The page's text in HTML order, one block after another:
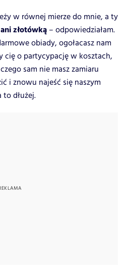
w równej mierze do mnie, a ty
złotówką – odpowiedziałam.
obiady, ogołacasz nam
cię o partycypację w kosztach,
sam nie masz zamiaru
i znowu najeść się naszym
to dłużej.